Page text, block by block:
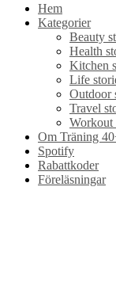
Hem
Kategorier
Beauty
Health
Kitchen
Life
Outdoor
Travel
Workout
Om Träning
Spotify
Rabattkoder
Föreläsningar